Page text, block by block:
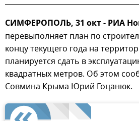
СИМФЕРОПОЛЬ, 31 окт - РИА
перевыполняет план по
концу текущего года на
планируется сдать в
квадратных метров. Об этом
Совмина Крыма Юрий Гоцанюк.